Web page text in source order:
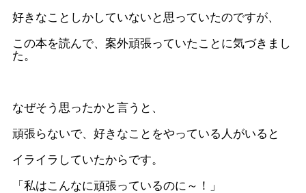
好きなことしかしていないと思っていたのですが、
この本を読んで、案外頑張っていたことに気づきまし
た。
なぜそう思ったかと言うと、
頑張らないで、好きなことをやっている人がいると
イライラしていたからです。
「私はこんなに頑張っているのに～！」